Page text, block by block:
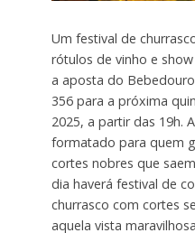
Um festival de
rótulos de vinho e
a aposta do
356 para a próxima
2025, a partir das 19h.
formatado para quem
cortes nobres que
dia haverá festival de
churrasco com cortes
aquela vista